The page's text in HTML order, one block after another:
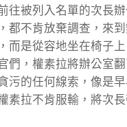
往被列入名單的次長
都不肯放棄調查，來
而是從容地坐在椅子
們，權素拉將辦公室
污的任何線索，像是
素拉不肯服輸，將次